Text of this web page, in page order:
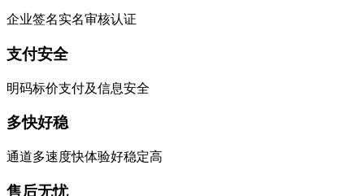
企业签名实名审核认证
支付安全
明码标价支付及信息安全
多快好稳
通道多速度快体验好稳定高
售后无忧